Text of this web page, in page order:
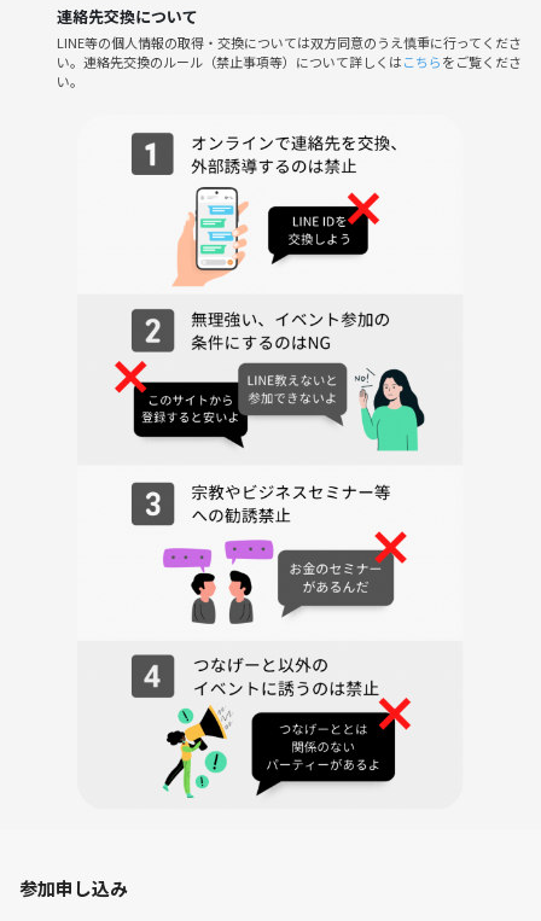
📅 当日のスケジュール
━━━━━━━━━━━━━━
19:55 入室開始
20:00 自己紹介・本日の作業内容共有
20:10〜21:50 もくもく作業タイム
21:50〜22:00 振り返り・成果共有
22:00〜 交流・雑談タイム（希望者のみ）
━━━━━━━━━━━━━━
🙆 参加について
━━━━━━━━━━━━━━
・カメラOFF、マイクOFF OK
・チャットのみの参加も歓迎です
━━━━━━━━━━━━━━
━━━━━━━━━━━━━━
━━━━━━━━━━━━━━
━━━━━━━━━━━━━━
連絡先交換について
LINE等の個人情報の取得・交換については双方同意のうえ慎重に行ってくださ
い。連絡先交換のルール（禁止事項等）について詳しくはこちらをご覧くださ
い。
参加申し込み